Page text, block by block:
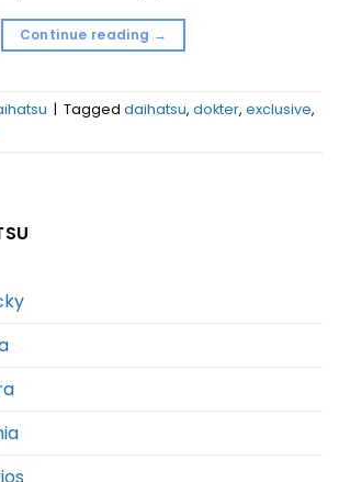
Continue reading →
| Tagged daihatsu, dokter, exclusive,